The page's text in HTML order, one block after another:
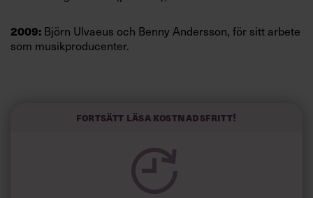
2009: Björn Ulvaeus och Benny Andersson, för sitt arbete
som musikproducenter.
Fortsätt läsa kostnadsfritt!